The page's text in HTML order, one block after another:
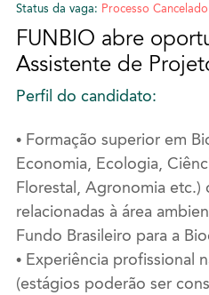
Status da vaga: Processo Cancelado
FUNBIO abre
Assistente de
Perfil do candidato:
• Formação superior em
Economia, Ecologia,
Florestal, Agronomia etc.)
relacionadas à área
Fundo Brasileiro para a
• Experiência profissional
(estágios poderão ser